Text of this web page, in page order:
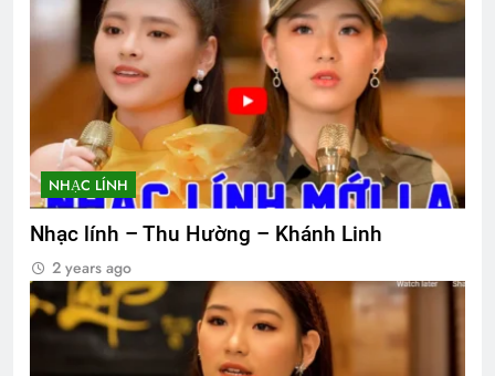
NHẠC LÍNH
Nhạc lính – Thu Hường – Khánh Linh
2 years ago